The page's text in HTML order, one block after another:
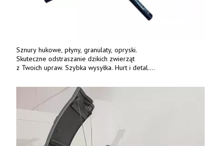
Sznury hukowe, płyny, granulaty, opryski.
Skuteczne odstraszanie dzikich zwierząt
z Twoich upraw. Szybka wysyłka. Hurt i detal.